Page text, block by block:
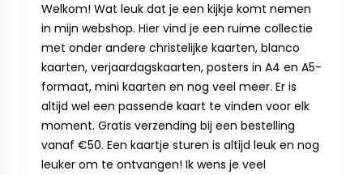
Welkom! Wat leuk dat je een kijkje komt nemen
in mijn webshop. Hier vind je een ruime collectie
met onder andere christelijke kaarten, blanco
kaarten, verjaardagskaarten, posters in A4 en A5-
formaat, mini kaarten en nog veel meer. Er is
altijd wel een passende kaart te vinden voor elk
moment. Gratis verzending bij een bestelling
vanaf €50. Een kaartje sturen is altijd leuk en nog
leuker om te ontvangen! Ik wens je veel